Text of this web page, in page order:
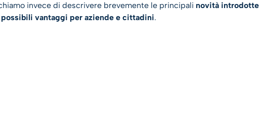
invece di descrivere brevemente le principali novità introdotte
vantaggi per aziende e cittadini.